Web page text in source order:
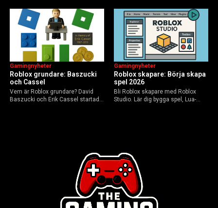
AI-drivna innovationer.
Roblox grundare: Baszucki
och Cassel
Gamingnyheter
Vem är Roblox grundare? David
Baszucki och Erik Cassel startade
Roblox skapare: Börja skapa
spel 2026
Gamingnyheter
Bli Roblox skapare med Roblox
Studio. Lär dig bygga spel, Lua-